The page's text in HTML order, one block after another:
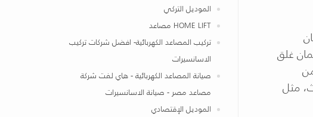
غلق
مثل
الموديل التركي
HOME LIFT مصاعد
تركيب المصاعد الكهربائية- افضل شركات تركيب
الاسانسيرات
صيانة المصاعد الكهربائية - هاي لفت شركة
مصاعد مصر - صيانة الاسانسيرات
الموديل الإقتصادي